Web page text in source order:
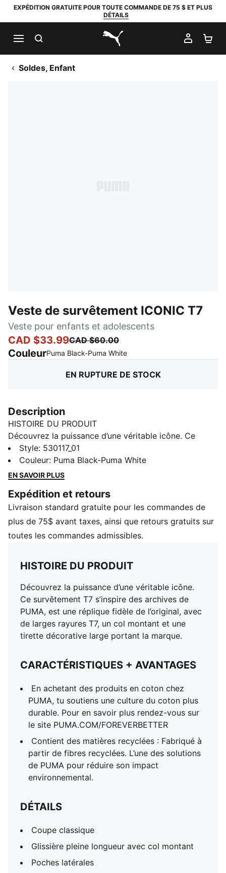
EXPÉDITION GRATUITE POUR TOUTE COMMANDE DE 75 $ ET PLUS
DÉTAILS
PUMA.com
MON
Soldes, Enfant
Veste de survêtement ICONIC T7
Veste pour enfants et adolescents
CAD $33.99CAD $60.00
CouleurPuma Black-Puma White:
EN RUPTURE DE STOCK
Description
HISTOIRE DU PRODUIT
Découvrez la puissance d’une véritable icône. Ce
survêtement T7 s’inspire des archives de PUMA, est
une réplique fidèle de l’original, avec de larges rayures
T7, un col montant et une tirette décorative large
CARACTÉRISTIQUES + AVANTAGES
En achetant des produits en coton chez PUMA, tu
soutiens une culture du coton plus durable. Pour en
savoir plus rendez-vous sur le site
fibres recyclées. L’une des solutions de PUMA pour
réduire son impact environnemental.
DÉTAILS
Coupe classique
Glissière pleine longueur avec col montant
Poches latérales
Manchettes et ceinture côtelées
Logo PUMA Archive No. 1 en caoutchouc imprimé sur
Tirette décorative avec logo PUMA Archive No. 1
Coton et polyester recyclé
Style: 530117_01
Couleur: Puma Black-Puma White
EN SAVOIR PLUS
Expédition et retours
Livraison standard gratuite pour les commandes de
plus de 75$ avant taxes, ainsi que retours gratuits sur
toutes les commandes admissibles.
HISTOIRE DU PRODUIT
Découvrez la puissance d’une véritable icône.
Ce survêtement T7 s’inspire des archives de
PUMA, est une réplique fidèle de l’original, avec
de larges rayures T7, un col montant et une
tirette décorative large portant la marque.
CARACTÉRISTIQUES + AVANTAGES
En achetant des produits en coton chez
PUMA, tu soutiens une culture du coton plus
durable. Pour en savoir plus rendez-vous sur
le site PUMA.COM/FOREVERBETTER
Contient des matières recyclées : Fabriqué à
partir de fibres recyclées. L’une des solutions
de PUMA pour réduire son impact
environnemental.
DÉTAILS
Coupe classique
Glissière pleine longueur avec col montant
Poches latérales